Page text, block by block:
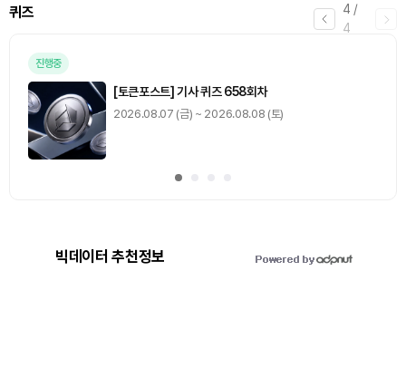
4 /
4
퀴즈
진행중
[토큰포스트] 기사 퀴즈 658회차
2026.08.07 (금) ~ 2026.08.08 (토)
빅데이터 추천정보